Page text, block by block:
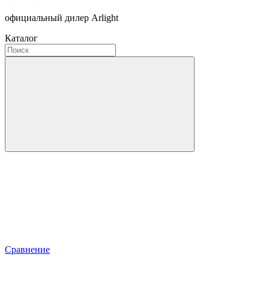
официальный дилер Arlight
Каталог
Сравнение